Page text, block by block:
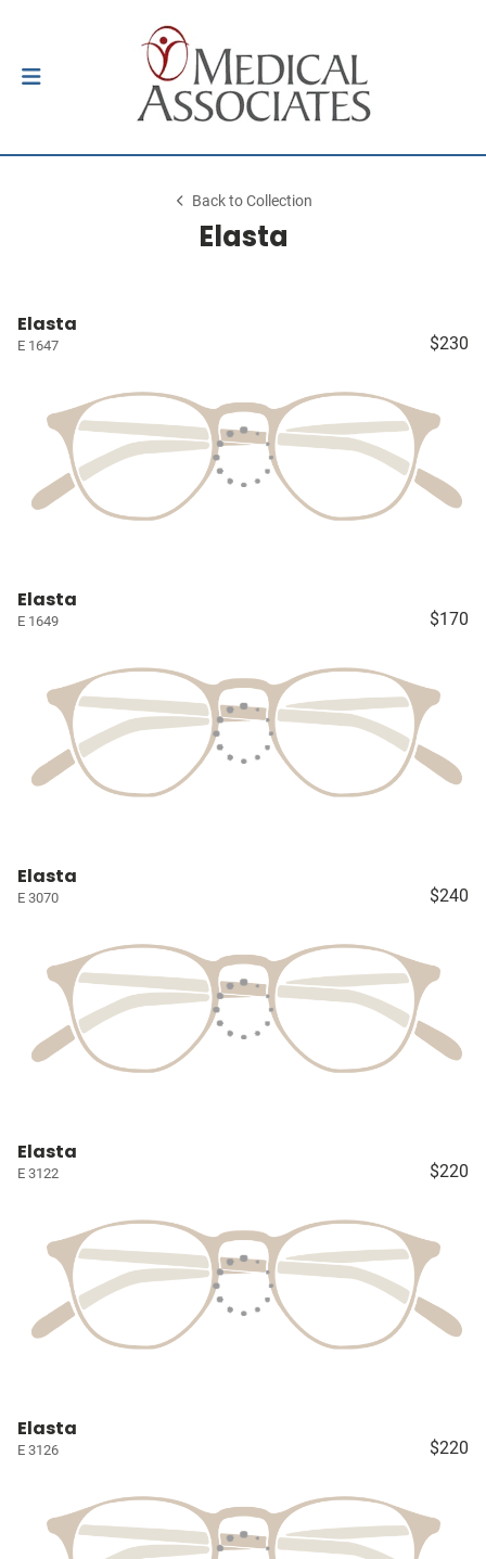
Back to Collection
Elasta
Elasta
E 1647 $230
Elasta
E 1649 $170
Elasta
E 3070 $240
Elasta
E 3122 $220
Elasta
E 3126 $220